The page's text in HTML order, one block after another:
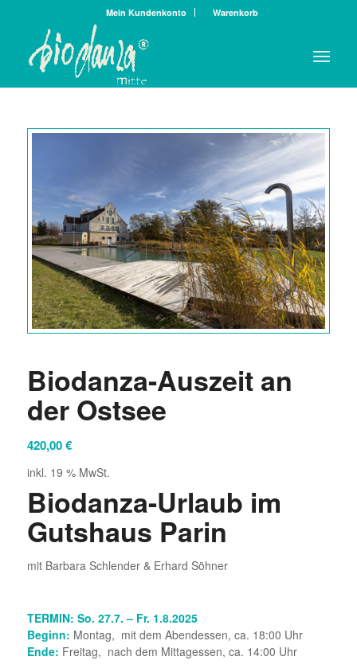
Mein Kundenkonto Warenkorb
Biodanza-Auszeit an
der Ostsee
420,00€
inkl. 19 % MwSt.
Biodanza-Urlaub im
Gutshaus Parin
mit Barbara Schlender & Erhard Söhner
TERMIN: So. 27.7. – Fr. 1.8.2025
Beginn: Montag, mit dem Abendessen, ca. 18:00 Uhr
Ende: Freitag, nach dem Mittagessen, ca. 14:00 Uhr